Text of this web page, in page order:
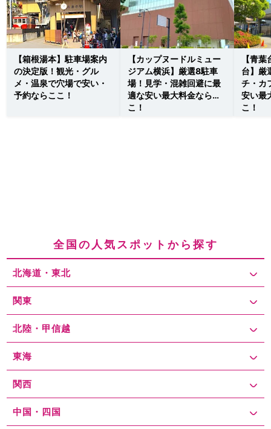
【箱根湯本】駐車場案内
の決定版！観光・グル
メ・温泉で穴場で安い・
予約ならここ！
【カップヌードルミュー
ジアム横浜】厳選8駐車
場！見学・混雑回避に最
適な安い最大料金ならこ
こ！
【青
台】厳
チ・カ
安い最
こ！
全国の人気スポットから探す
北海道・東北
関東
北陸・甲信越
東海
関西
中国・四国